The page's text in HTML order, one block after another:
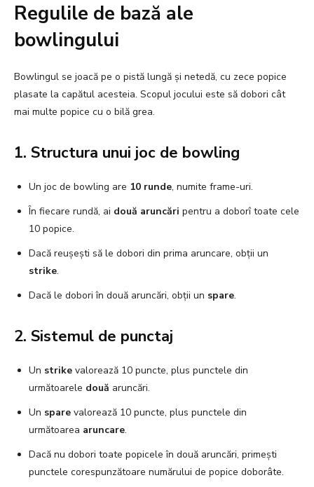
Regulile de bază ale
bowlingului
Bowlingul se joacă pe o pistă lungă și netedă, cu zece popice
plasate la capătul acesteia. Scopul jocului este să dobori cât
mai multe popice cu o bilă grea.
1. Structura unui joc de bowling
Un joc de bowling are 10 runde, numite frame-uri.
În fiecare rundă, ai două aruncări pentru a doborî toate cele
10 popice.
Dacă reușești să le dobori din prima aruncare, obții un
strike.
Dacă le dobori în două aruncări, obții un spare.
2. Sistemul de punctaj
Un strike valorează 10 puncte, plus punctele din
următoarele două aruncări.
Un spare valorează 10 puncte, plus punctele din
următoarea aruncare.
Dacă nu dobori toate popicele în două aruncări, primești
punctele corespunzătoare numărului de popice doborâte.